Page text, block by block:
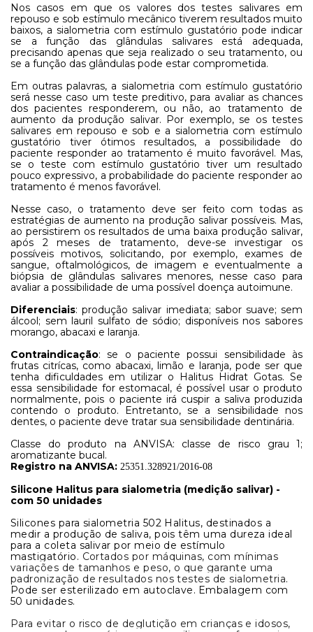
Nos casos em que os valores dos testes salivares em
repouso e sob estímulo mecânico tiverem resultados muito
baixos, a sialometria com estímulo gustatório pode indicar
se a função das glândulas salivares está adequada,
precisando apenas que seja realizado o seu tratamento, ou
se a função das glândulas pode estar comprometida.
Em outras palavras, a sialometria com estímulo gustatório
será nesse caso um teste preditivo, para avaliar as chances
dos pacientes responderem, ou não, ao tratamento de
aumento da produção salivar. Por exemplo, se os testes
salivares em repouso e sob e a sialometria com estímulo
gustatório tiver ótimos resultados, a possibilidade do
paciente responder ao tratamento é muito favorável. Mas,
se o teste com estímulo gustatório tiver um resultado
pouco expressivo, a probabilidade do paciente responder ao
tratamento é menos favorável.
Nesse caso, o tratamento deve ser feito com todas as
estratégias de aumento na produção salivar possíveis. Mas,
ao persistirem os resultados de uma baixa produção salivar,
após 2 meses de tratamento, deve-se investigar os
possíveis motivos, solicitando, por exemplo, exames de
sangue, oftalmológicos, de imagem e eventualmente a
biópsia de glândulas salivares menores, nesse caso para
avaliar a possibilidade de uma possível doença autoimune.
Diferenciais: produção salivar imediata; sabor suave; sem
álcool; sem lauril sulfato de sódio; disponíveis nos sabores
morango, abacaxi e laranja.
Contraindicação: se o paciente possui sensibilidade às
frutas citrícas, como abacaxi, limão e laranja, pode ser que
tenha dificuldades em utilizar o Halitus Hidrat Gotas. Se
essa sensibilidade for estomacal, é possível usar o produto
normalmente, pois o paciente irá cuspir a saliva produzida
contendo o produto. Entretanto, se a sensibilidade nos
dentes, o paciente deve tratar sua sensibilidade dentinária.
Classe do produto na ANVISA: classe de risco grau 1;
aromatizante bucal.
Registro na ANVISA: 25351.328921/2016-08
Silicone Halitus para sialometria (medição salivar) -
com 50 unidades
Silicones para sialometria 502 Halitus, destinados a
medir a produção de saliva, pois têm uma dureza ideal
para a coleta salivar por meio de estímulo
mastigatório. Cortados por máquinas, com mínimas
variações de tamanhos e peso, o que garante uma
padronização de resultados nos testes de sialometria.
Pode ser esterilizado em autoclave. Embalagem com
50 unidades.
Para evitar o risco de deglutição em crianças e idosos,